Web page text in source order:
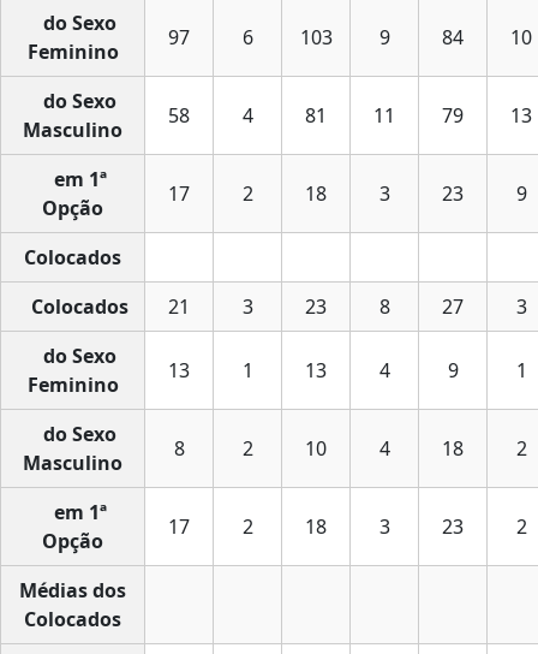
do Sexo
Feminino
97 6 103 9 84 10
do Sexo
Masculino
58 4 81 11 79 13
em 1ª
Opção
17 2 18 3 23 9
Colocados
Colocados
21 3 23 8 27
3
do Sexo
Feminino
13 1 13 4 9 1
do Sexo
Masculino
8 2 10 4 18 2
em 1ª
Opção
17 2 18 3 23 2
Médias dos
Colocados